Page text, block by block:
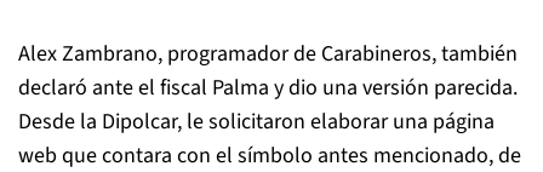
Alex Zambrano, programador de Carabineros, también
declaró ante el fiscal Palma y dio una versión parecida.
Desde la Dipolcar, le solicitaron elaborar una página
web que contara con el símbolo antes mencionado, de